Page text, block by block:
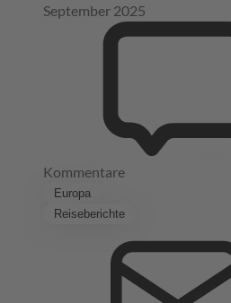
September 2025
Kommentare
Europa
Reiseberichte